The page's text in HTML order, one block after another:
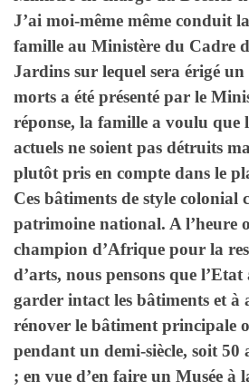
J’ai moi-même même conduit
famille au Ministère du Cadre
Jardins sur lequel sera érigé
morts a été présenté par le
réponse, la famille a voulu que
actuels ne soient pas détruits
plutôt pris en compte dans le
Ces bâtiments de style colonial
patrimoine national. A l’heure
champion d’Afrique pour la
d’arts, nous pensons que
garder intact les bâtiments et à
rénover le bâtiment principale
pendant un demi-siècle, soit 50
; en vue d’en faire un Musée à